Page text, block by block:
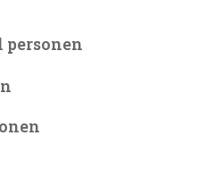
personen